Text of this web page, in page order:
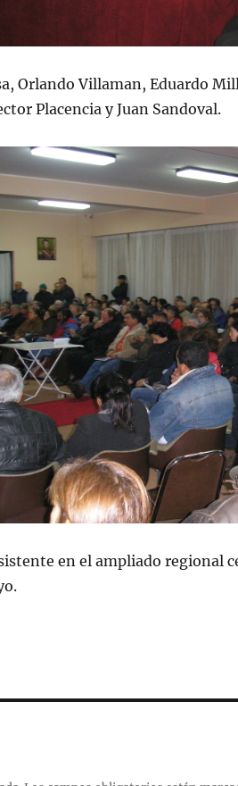
Orlando Villaman, Eduardo
Placencia y Juan Sandoval.
en el ampliado regional